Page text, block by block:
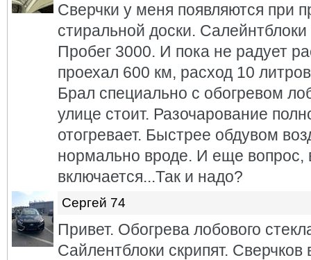
Сверчки у меня появляются при
стиральной доски.
Пробег 3000. И пока не радует
проехал 600 км, расход 10
Брал специально с обогревом
улице стоит. Разочарование
отогревает. Быстрее обдувом
нормально вроде. И еще вопрос,
включается...Так и надо?
Сергей 74
Привет. Обогрева лобового
Сайлентблоки скрипят.